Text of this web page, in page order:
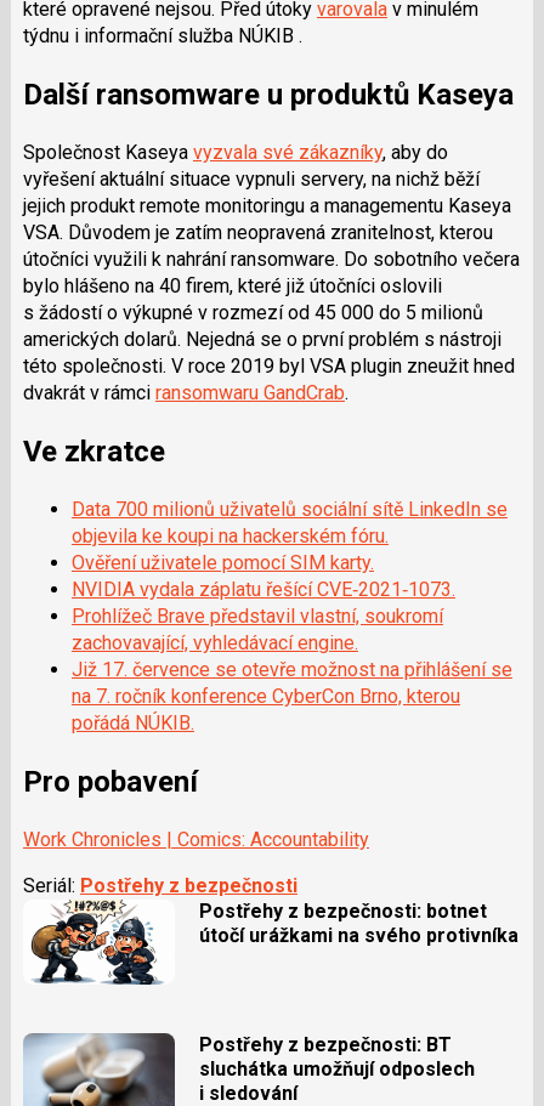
které opravené nejsou. Před útoky varovalav minulém
týdnu i informační služba NÚKIB .
Další ransomware u produktů Kaseya
Společnost Kaseya vyzvala své zákazníky, aby do
vyřešení aktuální situace vypnuli servery, na nichž běží
jejich produkt remote monitoringu a managementu Kaseya
VSA. Důvodem je zatím neopravená zranitelnost, kterou
útočníci využili k nahrání ransomware. Do sobotního večera
bylo hlášeno na 40 firem, které již útočníci oslovili
s žádostí o výkupné v rozmezí od 45 000 do 5 milionů
amerických dolarů. Nejedná se o první problém s nástroji
této společnosti. V roce 2019 byl VSA plugin zneužit hned
dvakrát v rámci ransomwaru GandCrab.
Ve zkratce
Data 700 milionů uživatelů sociální sítě LinkedIn se
objevila ke koupi na hackerském fóru.
Ověření uživatele pomocí SIM karty.
NVIDIA vydala záplatu řešící CVE‑2021‑1073.
Prohlížeč Brave představil vlastní, soukromí
zachovavající, vyhledávací engine.
Již 17. července se otevře možnost na přihlášení se
na 7. ročník konference CyberCon Brno, kterou
pořádá NÚKIB.
Pro pobavení
Work Chronicles | Comics: Accountability
Seriál: Postřehy z bezpečnosti
Postřehy z bezpečnosti: botnet
útočí urážkami na svého protivníka
Postřehy z bezpečnosti: BT
sluchátka umožňují odposlech
i sledování